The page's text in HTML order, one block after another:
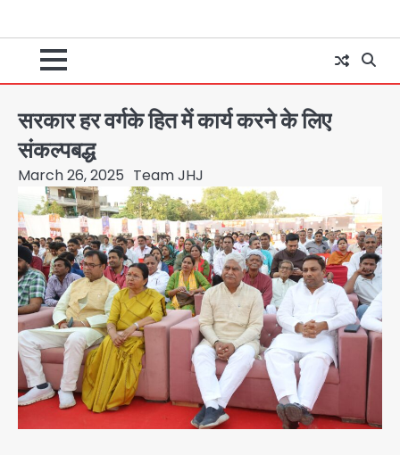
सरकार हर वर्गके हित में कार्य करने के लिए
संकल्पबद्ध
March 26, 2025 Team JHJ